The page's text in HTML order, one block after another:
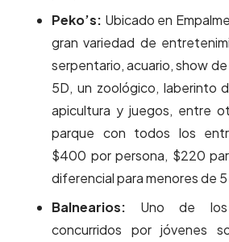
Peko’s: Ubicado en
gran variedad de
serpentario, acuario, show
5D, un zoológico, laberinto
apicultura y juegos, entre
parque con todos los
$400 por persona, $220
diferencial para menores de 5
Balnearios: Uno de los
concurridos por jóvenes